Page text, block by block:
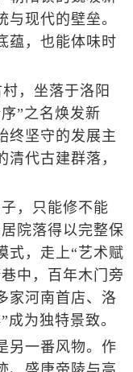
现代的壁垒。
蕴，也能体味时
，坐落于洛阳
”之名焕发新
终坚守的发展主
代古建群落，
，只能修不能
院落得以完整保
式，走上“艺术赋
中，百年木门旁
家河南首店、洛
为独特景致。
一番风物。作